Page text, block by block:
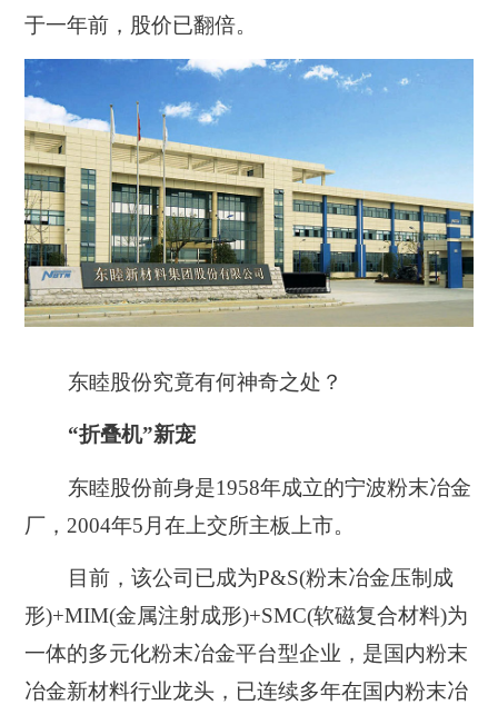
于一年前，股价已翻倍。
东睦股份究竟有何神奇之处？
“折叠机”新宠
东睦股份前身是1958年成立的宁波粉末冶金
厂，2004年5月在上交所主板上市。
目前，该公司已成为P&S(粉末冶金压制成
形)+MIM(金属注射成形)+SMC(软磁复合材料)为
一体的多元化粉末冶金平台型企业，是国内粉末
冶金新材料行业龙头，已连续多年在国内粉末冶